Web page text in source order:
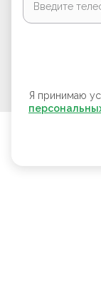
Я принимаю